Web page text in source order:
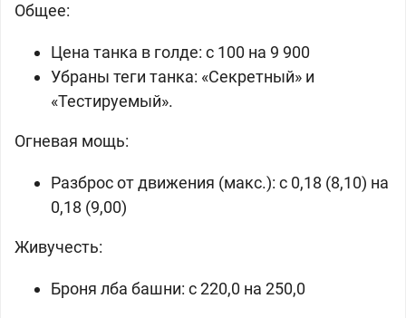
Общее:
Цена танка в голде: c 100 на 9 900
Убраны теги танка: «Секретный» и
«Тестируемый».
Огневая мощь:
Разброс от движения (макс.): c 0,18 (8,10) на
0,18 (9,00)
Живучесть:
Броня лба башни: c 220,0 на 250,0